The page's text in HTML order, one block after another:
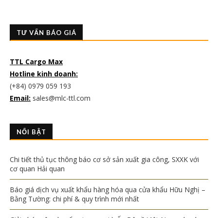
TƯ VẤN BÁO GIÁ
TTL Cargo Max
Hotline kinh doanh:
(+84) 0979 059 193
Email: sales@mlc-ttl.com
NỔI BẬT
Chi tiết thủ tục thông báo cơ sở sản xuất gia công, SXXK với
cơ quan Hải quan
Báo giá dịch vụ xuất khẩu hàng hóa qua cửa khẩu Hữu Nghị –
Bằng Tường: chi phí & quy trình mới nhất